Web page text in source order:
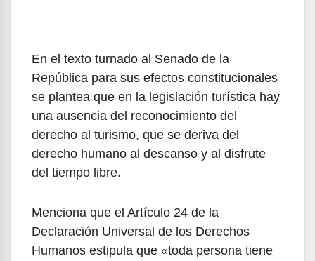
En el texto turnado al Senado de la
República para sus efectos constitucionales
se plantea que en la legislación turística hay
una ausencia del reconocimiento del
derecho al turismo, que se deriva del
derecho humano al descanso y al disfrute
del tiempo libre.
Menciona que el Artículo 24 de la
Declaración Universal de los Derechos
Humanos estipula que «toda persona tiene